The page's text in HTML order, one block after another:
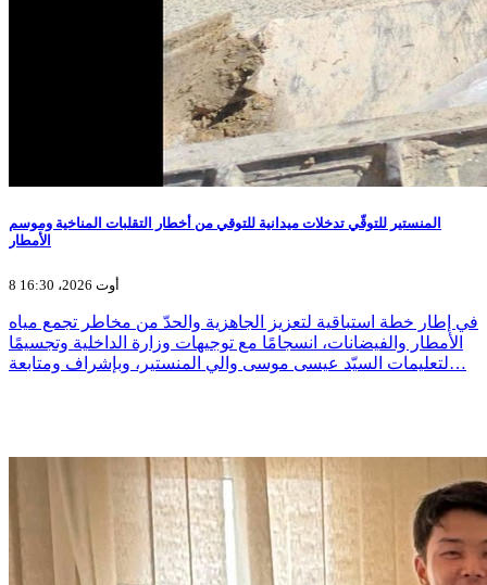
المنستير للتوقّي تدخلات ميدانية للتوقي من أخطار التقلبات المناخية وموسم
الأمطار
8 أوت 2026، 16:30
في إطار خطة استباقية لتعزيز الجاهزية والحدّ من مخاطر تجمع مياه
الأمطار والفيضانات، انسجامًا مع توجيهات وزارة الداخلية وتجسيمًا
لتعليمات السيّد عيسى موسى والي المنستير، وبإشراف ومتابعة…